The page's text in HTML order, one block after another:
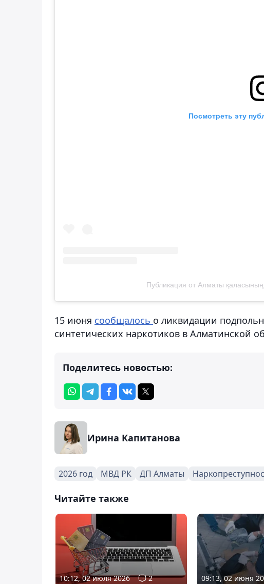
Посмотреть эту
Публикация от Алматы
15 июня сообщалось о ликвидации
синтетических наркотиков в Алматинской
Поделитесь новостью:
Ирина Капитанова
2026 год МВД РК ДП Алматы
Читайте также
10:12, 02 июля 2026 2 09:13, 02 июня